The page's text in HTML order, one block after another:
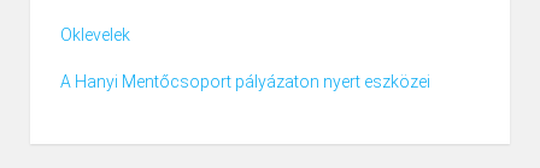
Oklevelek
A Hanyi Mentőcsoport pályázaton nyert eszközei